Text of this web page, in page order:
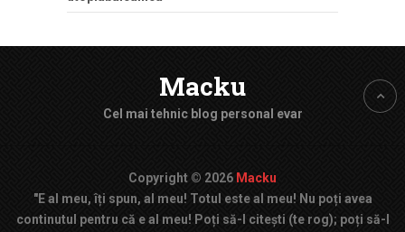
Macku
Cel mai tehnic blog personal evar
Copyright © 2026 Macku
"E al meu, îți spun, al meu! Totul este al meu! Nu poți avea
continutul pentru că e al meu! Poți să-l citești (te rog); poți să-l